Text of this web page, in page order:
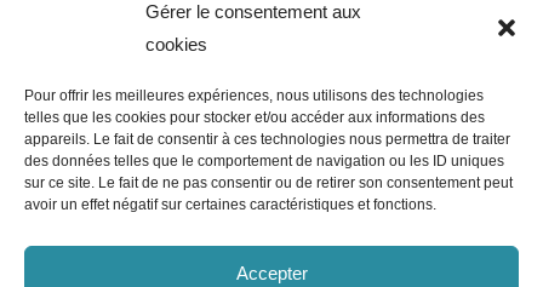
Gérer le consentement aux
cookies
Pour offrir les meilleures expériences, nous utilisons des technologies
telles que les cookies pour stocker et/ou accéder aux informations des
appareils. Le fait de consentir à ces technologies nous permettra de traiter
des données telles que le comportement de navigation ou les ID uniques
sur ce site. Le fait de ne pas consentir ou de retirer son consentement peut
avoir un effet négatif sur certaines caractéristiques et fonctions.
Accepter
pour
l’Insertion
Professionnelle ,
dédiée à
l’insertion et
emploi
Tableau de
bord du
candidat
Entreprises
Poster une
09 73 03 78
Contact
CGU
Mentions
légales
confidentialité